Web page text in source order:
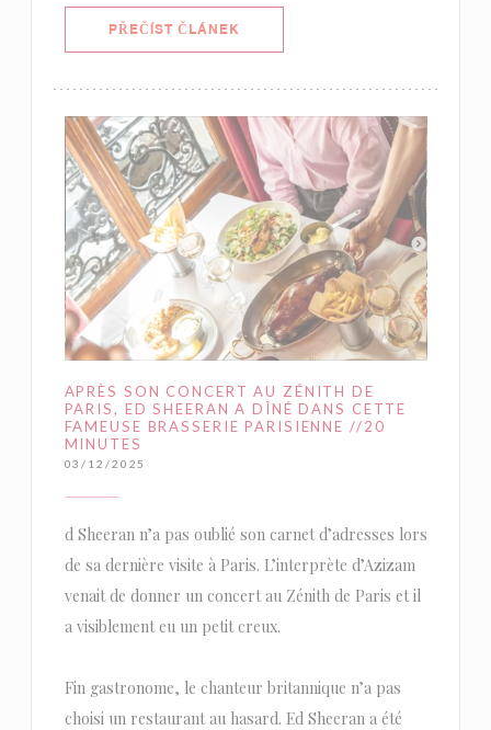
PŘEČÍST ČLÁNEK
APRÈS SON CONCERT AU ZÉNITH DE
PARIS, ED SHEERAN A DÎNÉ DANS CETTE
FAMEUSE BRASSERIE PARISIENNE //20
MINUTES
03/12/2025
d Sheeran n’a pas oublié son carnet d’adresses lors
de sa dernière visite à Paris. L’interprète d’Azizam
venait de donner un concert au Zénith de Paris et il
a visiblement eu un petit creux.
Fin gastronome, le chanteur britannique n’a pas
choisi un restaurant au hasard. Ed Sheeran a été